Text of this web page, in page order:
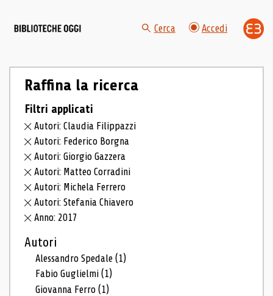
Cerca Accedi
Raffina la ricerca
Filtri applicati
Autori: Claudia Filippazzi
Autori: Federico Borgna
Autori: Giorgio Gazzera
Autori: Matteo Corradini
Autori: Michela Ferrero
Autori: Stefania Chiavero
Anno: 2017
Autori
Alessandro Spedale(1)
Fabio Guglielmi(1)
Giovanna Ferro(1)